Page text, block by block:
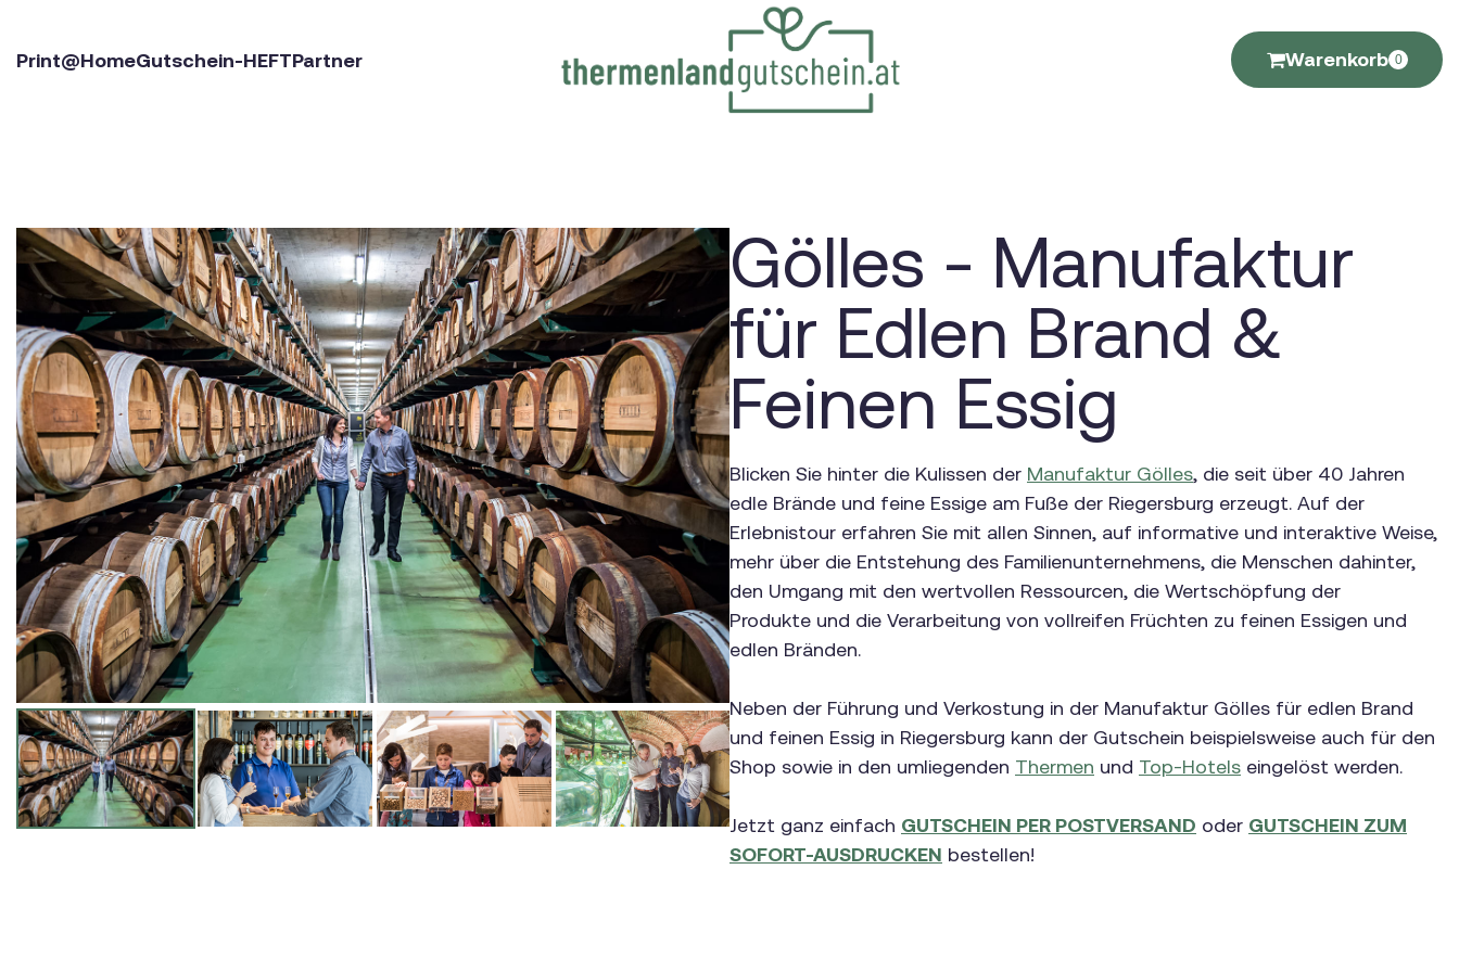
Print@HomeGutschein-HEFTPartner Warenkorb 0
Gölles - Manufaktur
für Edlen Brand &
Feinen Essig
Blicken Sie hinter die Kulissen der Manufaktur Gölles, die seit über 40 Jahren
edle Brände und feine Essige am Fuße der Riegersburg erzeugt. Auf der
Erlebnistour erfahren Sie mit allen Sinnen, auf informative und interaktive Weise,
mehr über die Entstehung des Familienunternehmens, die Menschen dahinter,
den Umgang mit den wertvollen Ressourcen, die Wertschöpfung der
Produkte und die Verarbeitung von vollreifen Früchten zu feinen Essigen und
edlen Bränden.
Neben der Führung und Verkostung in der Manufaktur Gölles für edlen Brand
und feinen Essig in Riegersburg kann der Gutschein beispielsweise auch für den
Shop sowie in den umliegenden Thermen und Top-Hotels eingelöst werden.
Jetzt ganz einfach GUTSCHEIN PER POSTVERSAND oder GUTSCHEIN ZUM
SOFORT-AUSDRUCKEN bestellen!